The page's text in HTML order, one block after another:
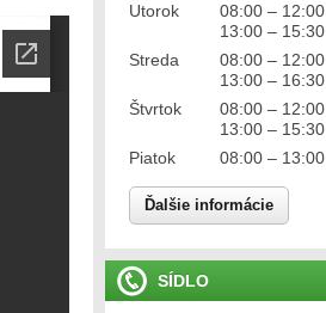
Utorok
08:00 – 12:00
13:00 – 15:30
Streda
08:00 – 12:00
13:00 – 16:30
Štvrtok
08:00 – 12:00
13:00 – 15:30
Piatok
08:00 – 13:00
Ďalšie informácie
SÍDLO